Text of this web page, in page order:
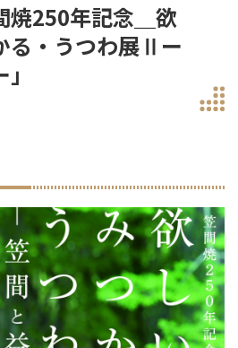
焼250年記念＿欲
る・うつわ展Ⅱー